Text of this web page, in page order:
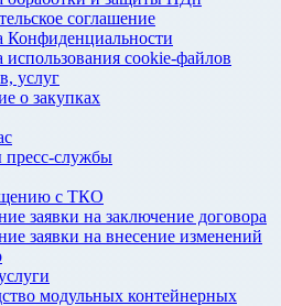
соглашение
Конфиденциальности
cookie-файлов
услуг
о закупках
пресс-службы
с ТКО
заявки на заключение договора
заявки на внесение изменений
модульных контейнерных